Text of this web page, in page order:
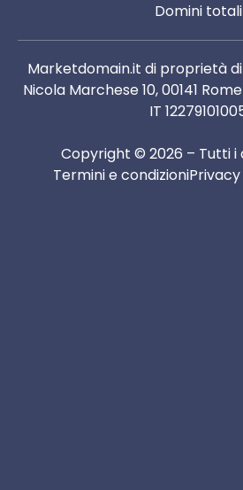
Domini totali
Marketdomain.it di proprietà di
Nicola Marchese 10, 00141
IT
Copyright © 2026 – Tutti
Termini e condizioni